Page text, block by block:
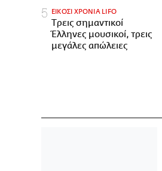
ΕΙΚΟΣΙ ΧΡΟΝΙΑ LIFO
Tρεις σημαντικοί
Έλληνες μουσικοί, τρεις
μεγάλες απώλειες